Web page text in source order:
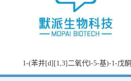
1-(苯并[d][1,3]二氧代l-5-基)-1-戊酮